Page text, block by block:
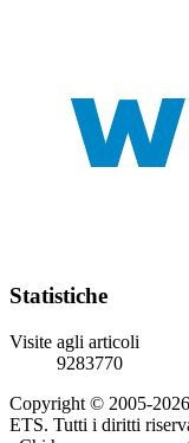
Statistiche
Visite agli articoli
9283770
Copyright © 2005-
ETS. Tutti i diritti